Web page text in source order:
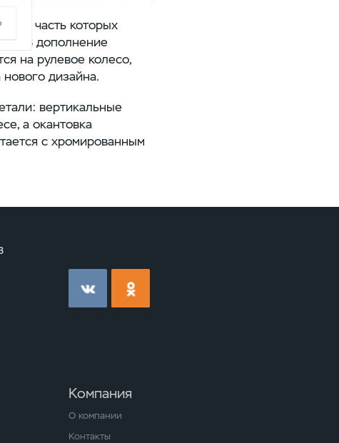
часть которых
В дополнение
на рулевое колесо,
дизайна.
вертикальные
а окантовка
с хромированным
Компания
О компании
Контакты